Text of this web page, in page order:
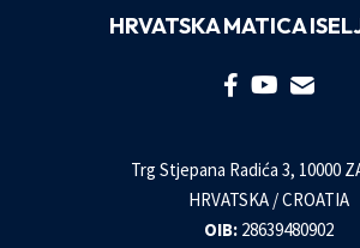
HRVATSKA MATICA
Trg Stjepana Radića 3, 10000
HRVATSKA / CROATIA
OIB: 28639480902